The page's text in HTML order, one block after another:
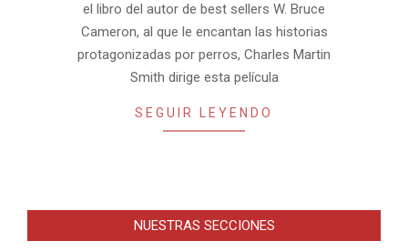
el libro del autor de best sellers W. Bruce
Cameron, al que le encantan las historias
protagonizadas por perros, Charles Martin
Smith dirige esta película
SEGUIR LEYENDO
NUESTRAS SECCIONES